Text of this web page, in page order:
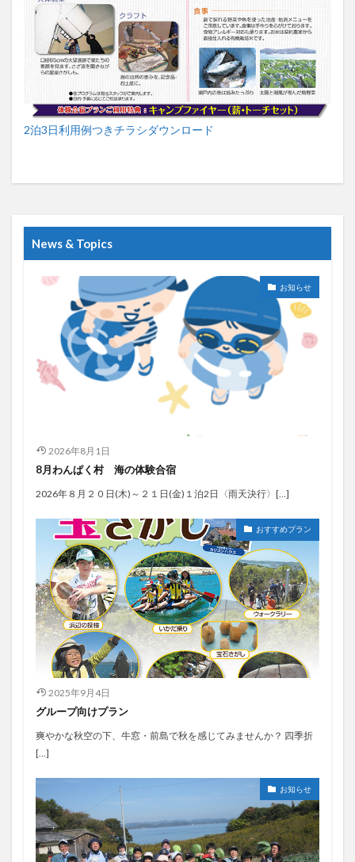
2泊3日利用例つきチラシダウンロード
News & Topics
お知らせ
2026年8月1日
8月わんぱく村 海の体験合宿
2026年８月２０日(木)～２１日(金)１泊2日〈雨天決行〉[…]
おすすめプラン
2025年9月4日
グループ向けプラン
爽やかな秋空の下、牛窓・前島で秋を感じてみませんか？ 四季折
[…]
お知らせ